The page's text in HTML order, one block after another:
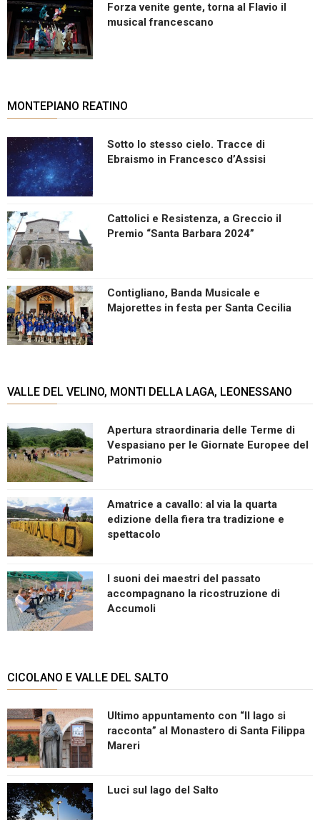
Forza venite gente, torna al Flavio il
musical francescano
MONTEPIANO REATINO
Sotto lo stesso cielo. Tracce di
Ebraismo in Francesco d’Assisi
Cattolici e Resistenza, a Greccio il
Premio “Santa Barbara 2024”
Contigliano, Banda Musicale e
Majorettes in festa per Santa Cecilia
VALLE DEL VELINO, MONTI DELLA LAGA, LEONESSANO
Apertura straordinaria delle Terme di
Vespasiano per le Giornate Europee del
Patrimonio
Amatrice a cavallo: al via la quarta
edizione della fiera tra tradizione e
spettacolo
I suoni dei maestri del passato
accompagnano la ricostruzione di
Accumoli
CICOLANO E VALLE DEL SALTO
Ultimo appuntamento con “Il lago si
racconta” al Monastero di Santa Filippa
Mareri
Luci sul lago del Salto